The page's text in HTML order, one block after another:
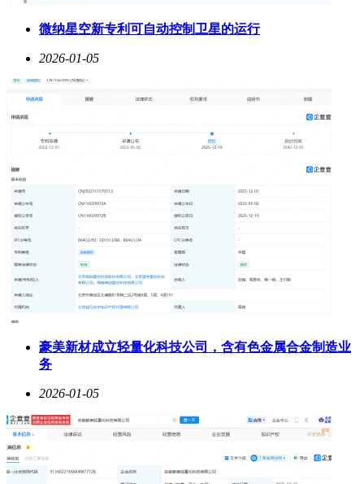
微纳星空新专利可自动控制卫星的运行
2026-01-05
豪美新材成立轻量化科技公司，含有色金属合金制造业
务
2026-01-05